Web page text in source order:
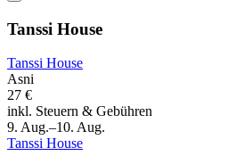
Tanssi House
Tanssi House
Asni
27 €
inkl. Steuern & Gebühren
9. Aug.–10. Aug.
Tanssi House